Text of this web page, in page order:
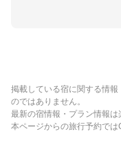
掲載している宿に関する情
のではありません。
最新の宿情報・プラン情報は
本ページからの旅行予約では